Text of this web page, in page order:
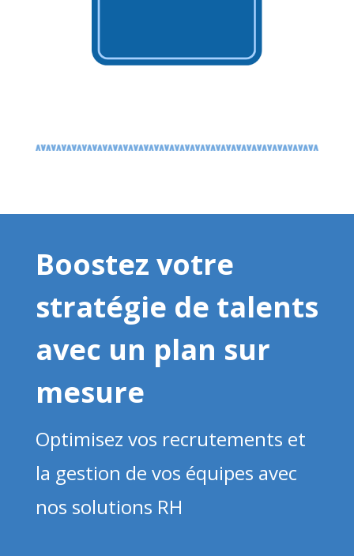
Boostez votre
stratégie de talents
avec un plan sur
mesure
Optimisez vos recrutements et
la gestion de vos équipes avec
nos solutions RH